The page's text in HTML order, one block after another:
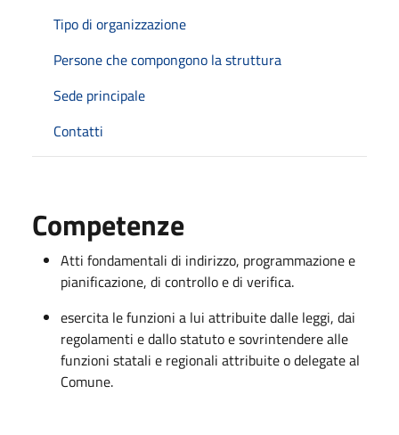
Tipo di organizzazione
Persone che compongono la struttura
Sede principale
Contatti
Competenze
Atti fondamentali di indirizzo, programmazione e
pianificazione, di controllo e di verifica.
esercita le funzioni a lui attribuite dalle leggi, dai
regolamenti e dallo statuto e sovrintendere alle
funzioni statali e regionali attribuite o delegate al
Comune.